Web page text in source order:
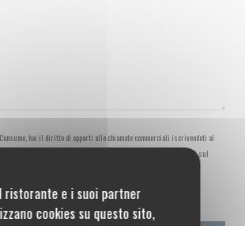
ristorante e i suoi partner
cookies su questo sito,
hai il diritto di opporti alle chiamate commerciali iscrivendoti al
. Per maggiori informazioni sul